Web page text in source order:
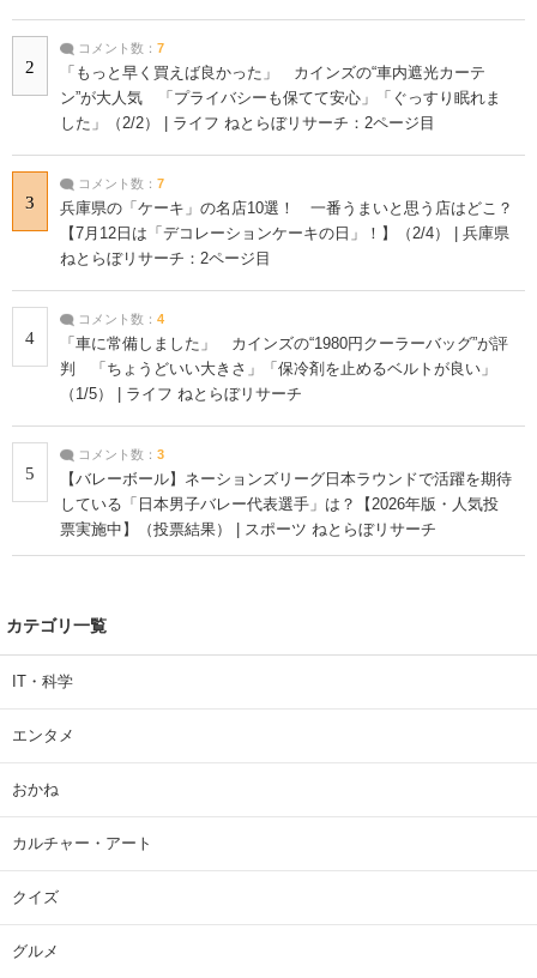
2
コメント数： 7
「もっと早く買えば良かった」 カインズの“車内遮光カーテ
ン”が大人気 「プライバシーも保てて安心」「ぐっすり眠れま
した」（2/2） | ライフ ねとらぼリサーチ：2ページ目
3
コメント数： 7
兵庫県の「ケーキ」の名店10選！ 一番うまいと思う店はどこ？
【7月12日は「デコレーションケーキの日」！】（2/4） | 兵庫県
ねとらぼリサーチ：2ページ目
4
コメント数： 4
「車に常備しました」 カインズの“1980円クーラーバッグ”が評
判 「ちょうどいい大きさ」「保冷剤を止めるベルトが良い」
（1/5） | ライフ ねとらぼリサーチ
5
コメント数： 3
【バレーボール】ネーションズリーグ日本ラウンドで活躍を期待
している「日本男子バレー代表選手」は？【2026年版・人気投
票実施中】（投票結果） | スポーツ ねとらぼリサーチ
カテゴリ一覧
IT・科学
エンタメ
おかね
カルチャー・アート
クイズ
グルメ